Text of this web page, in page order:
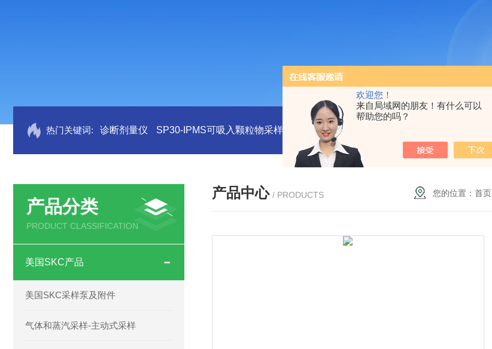
欢迎您！
来自局域网的朋友！有什么可以
帮助您的吗？
热门关键词: 诊断剂量仪 SP30-IPMS可吸入颗粒物采样器 DryCal 800美国MesaLabs 气体质量流量计
产品分类
PRODUCT CLASSIFICATION
美国SKC产品
美国SKC采样泵及附件
气体和蒸汽采样-主动式采样
产品中心 / PRODUCTS 您的位置：首页